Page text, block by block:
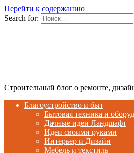
Перейти к содержанию
Search for:
Строительный блог о ремонте,
Благоустройство и быт
Бытовая техника и
Дачные идеи Ландшафт
Идеи своими руками
Интерьер и Дизайн
Мебель и текстиль